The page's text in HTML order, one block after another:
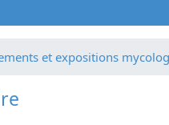
et expositions